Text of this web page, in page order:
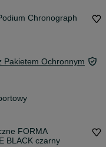
Chronograph
Pakietem Ochronnym
FORMA
BLACK czarny